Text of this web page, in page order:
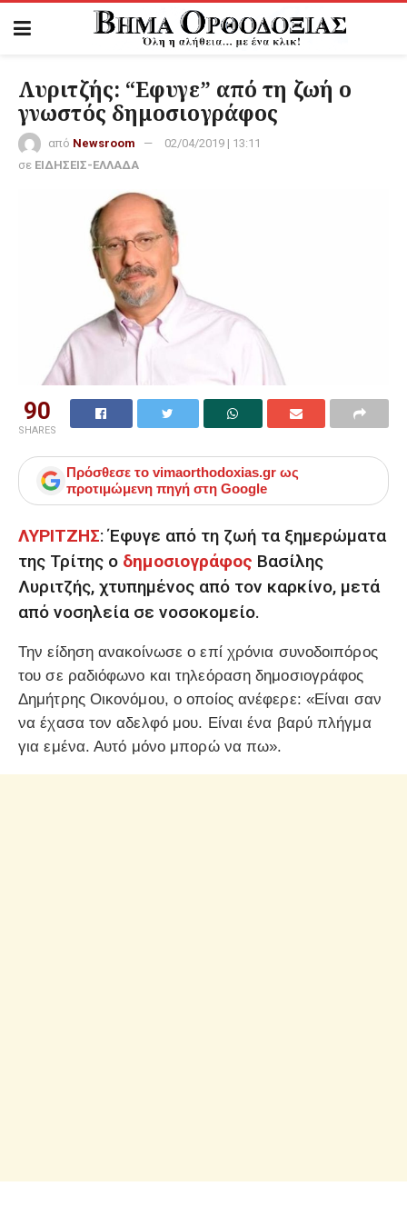
Λυριτζής: “Εφυγε” από τη ζωή ο
γνωστός δημοσιογράφος
από Newsroom
02/04/2019 | 13:11
σε ΕΙΔΗΣΕΙΣ-ΕΛΛΑΔΑ
90
SHARES
Πρόσθεσε το vimaorthodoxias.gr ως
προτιμώμενη πηγή στη Google
ΛΥΡΙΤΖΗΣ: Έφυγε από τη ζωή τα ξημερώματα
της Τρίτης ο δημοσιογράφος Βασίλης
Λυριτζής, χτυπημένος από τον καρκίνο, μετά
από νοσηλεία σε νοσοκομείο.
Την είδηση ανακοίνωσε ο επί χρόνια συνοδοιπόρος
του σε ραδιόφωνο και τηλεόραση δημοσιογράφος
Δημήτρης Οικονόμου, ο οποίος ανέφερε: «Είναι σαν
να έχασα τον αδελφό μου. Είναι ένα βαρύ πλήγμα
για εμένα. Αυτό μόνο μπορώ να πω».